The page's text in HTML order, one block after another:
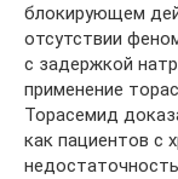
блокирующем
отсутствии
с задержкой
применение
Торасемид
как пациентов с